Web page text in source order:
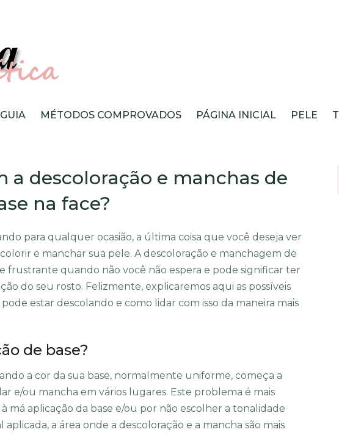
GUIA MÉTODOS COMPROVADOS PÁGINA INICIAL PELE
a descoloração e manchas de
na face?
para qualquer ocasião, a última coisa que você deseja ver
e manchar sua pele. A descoloração e manchagem de
frustrante quando não você não espera e pode significar ter
do seu rosto. Felizmente, explicaremos aqui as possíveis
estar descolando e como lidar com isso da maneira mais
de base?
a cor da sua base, normalmente uniforme, começa a
e/ou mancha em vários lugares. Este problema é mais
má aplicação da base e/ou por não escolher a tonalidade
a área onde a descoloração e a mancha são mais